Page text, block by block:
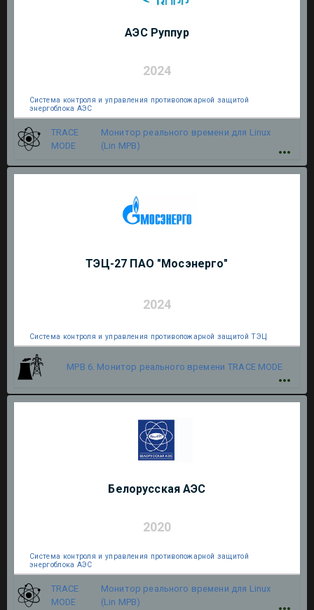
АЭС Руппур
2024
Система контроля и управления противопожарной защитой
энергоблока АЭС
TRACE
MODE
Монитор реального времени для Linux
(Lin МРВ)
ТЭЦ-27 ПАО "Мосэнерго"
2024
Система контроля и управления противопожарной защитой ТЭЦ
МРВ 6. Монитор реального времени TRACE MODE
Белорусская АЭС
2020
Система контроля и управления противопожарной защитой
энергоблока АЭС
TRACE
MODE
Монитор реального времени для Linux
(Lin МРВ)